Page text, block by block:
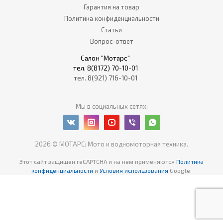
Гарантия на товар
Политика конфиденциальности
Статьи
Вопрос-ответ
Салон "Мотарс"
тел. 8(8172) 70-10-01
тел. 8(921) 716-10-01
Мы в социальных сетях:
2026 © МОТАРС: Мото и водномоторная техника.
Этот сайт защищен reCAPTCHA и на нем применяются Политика
конфиденциальности и Условия использования Google.